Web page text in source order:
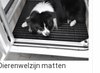
matten